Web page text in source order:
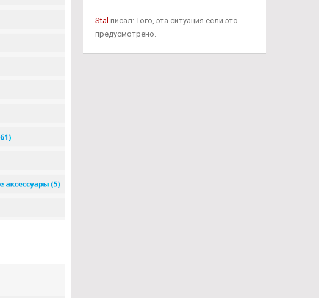
Stal писал: Того, эта ситуация если это
предусмотрено.